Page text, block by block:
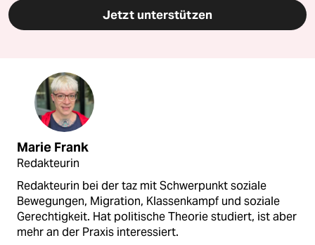
Jetzt unterstützen
Marie Frank
Redakteurin
Redakteurin bei der taz mit Schwerpunkt soziale
Bewegungen, Migration, Klassenkampf und soziale
Gerechtigkeit. Hat politische Theorie studiert, ist aber
mehr an der Praxis interessiert.